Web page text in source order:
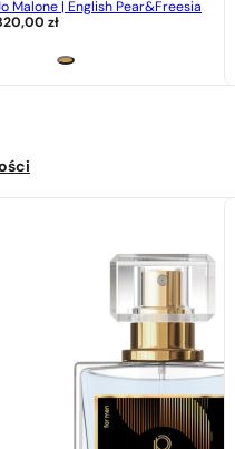
Malone | English Pear&Freesia
zł